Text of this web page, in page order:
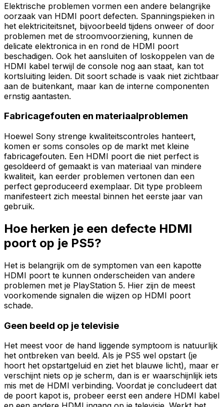
Elektrische problemen vormen een andere belangrijke
oorzaak van HDMI poort defecten. Spanningspieken in
het elektriciteitsnet, bijvoorbeeld tijdens onweer of door
problemen met de stroomvoorziening, kunnen de
delicate elektronica in en rond de HDMI poort
beschadigen. Ook het aansluiten of loskoppelen van de
HDMI kabel terwijl de console nog aan staat, kan tot
kortsluiting leiden. Dit soort schade is vaak niet zichtbaar
aan de buitenkant, maar kan de interne componenten
ernstig aantasten.
Fabricagefouten en materiaalproblemen
Hoewel Sony strenge kwaliteitscontroles hanteert,
komen er soms consoles op de markt met kleine
fabricagefouten. Een HDMI poort die niet perfect is
gesoldeerd of gemaakt is van materiaal van mindere
kwaliteit, kan eerder problemen vertonen dan een
perfect geproduceerd exemplaar. Dit type probleem
manifesteert zich meestal binnen het eerste jaar van
gebruik.
Hoe herken je een defecte HDMI
poort op je PS5?
Het is belangrijk om de symptomen van een kapotte
HDMI poort te kunnen onderscheiden van andere
problemen met je PlayStation 5. Hier zijn de meest
voorkomende signalen die wijzen op HDMI poort
schade.
Geen beeld op je televisie
Het meest voor de hand liggende symptoom is natuurlijk
het ontbreken van beeld. Als je PS5 wel opstart (je
hoort het opstartgeluid en ziet het blauwe licht), maar er
verschijnt niets op je scherm, dan is er waarschijnlijk iets
mis met de HDMI verbinding. Voordat je concludeert dat
de poort kapot is, probeer eerst een andere HDMI kabel